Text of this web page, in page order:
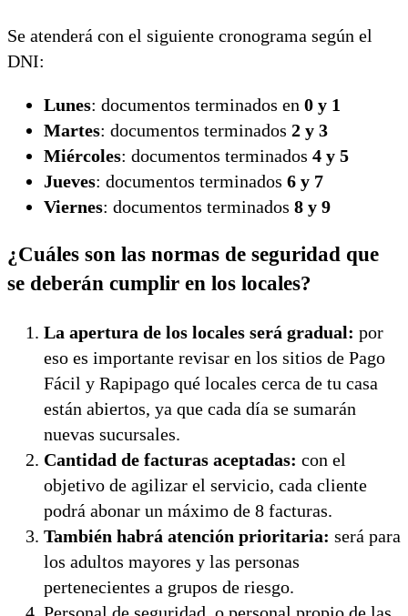
Se atenderá con el siguiente cronograma según el
DNI:
Lunes: documentos terminados en 0 y 1
Martes: documentos terminados 2 y 3
Miércoles: documentos terminados 4 y 5
Jueves: documentos terminados 6 y 7
Viernes: documentos terminados 8 y 9
¿Cuáles son las normas de seguridad que
se deberán cumplir en los locales?
La apertura de los locales será gradual: por
eso es importante revisar en los sitios de Pago
Fácil y Rapipago qué locales cerca de tu casa
están abiertos, ya que cada día se sumarán
nuevas sucursales.
Cantidad de facturas aceptadas: con el
objetivo de agilizar el servicio, cada cliente
podrá abonar un máximo de 8 facturas.
También habrá atención prioritaria: será para
los adultos mayores y las personas
pertenecientes a grupos de riesgo.